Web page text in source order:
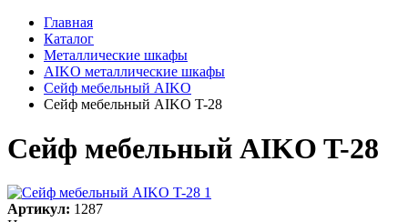
Главная
Каталог
Металлические шкафы
AIKO металлические шкафы
Сейф мебельный AIKO
Сейф мебельный AIKO T-28
Сейф мебельный AIKO T-28
Артикул: 1287